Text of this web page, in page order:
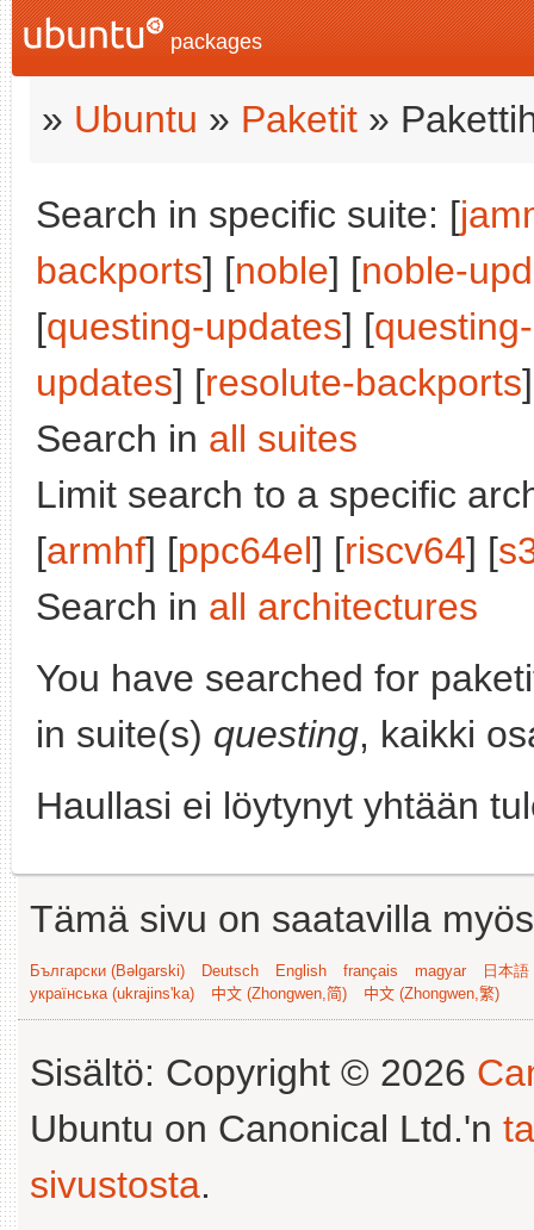
packages
» Ubuntu » Paketit »
Search in specific suite: [
backports] [noble] [noble-
[questing-updates] [
updates] [resolute-backports
Search in all suites
Limit search to a specific
[armhf] [ppc64el] [riscv64] [
Search in all architectures
You have searched for
in suite(s) questing, kaikki
Haullasi ei löytynyt yhtään
Tämä sivu on saatavilla
Български (Bəlgarski) Deutsch English français magyar
日本
українська (ukrajins'ka)
中文 (Zhongwen,简) 中文 (Zhongwen,繁)
Sisältö: Copyright © 2026
Ubuntu on Canonical Ltd.'n
sivustosta.